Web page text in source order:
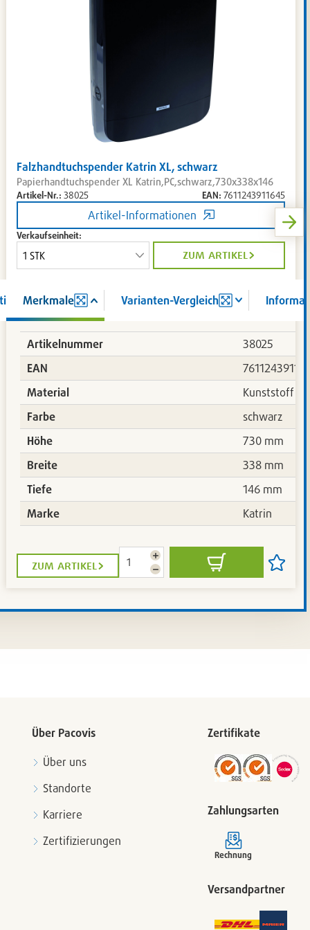
Falzhandtuchspender Katrin XL, schwarz
Papierhandtuchspender XL Katrin,PC,schwarz,730x338x146
Artikel-Nr.: 38025 EAN: 7611243911645
Artikel-Informationen
Verkaufseinheit:
zum artikel
Merkmale Varianten-Vergleich
Artikelnummer
38025
EAN
Material
Kunststoff
Farbe
schwarz
Höhe
730 mm
Breite
338 mm
Tiefe
146 mm
Marke
Katrin
zum artikel
Menge
Menge
erhöhen
In
den
Artikel
setzen
Über Pacovis
Über uns
Standorte
Karriere
Zertifizierungen
Zertifikate
Zahlungsarten
Rechnung
Versandpartner